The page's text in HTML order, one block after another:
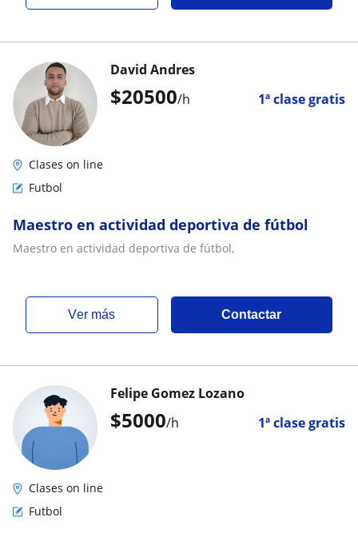
$20500/h 1ª clase gratis
David Andres
Clases on line
Futbol
Maestro en actividad deportiva de fútbol
Maestro en actividad deportiva de fútbol,
ver más Contactar
$5000/h 1ª clase gratis
Felipe Gomez Lozano
Clases on line
Futbol